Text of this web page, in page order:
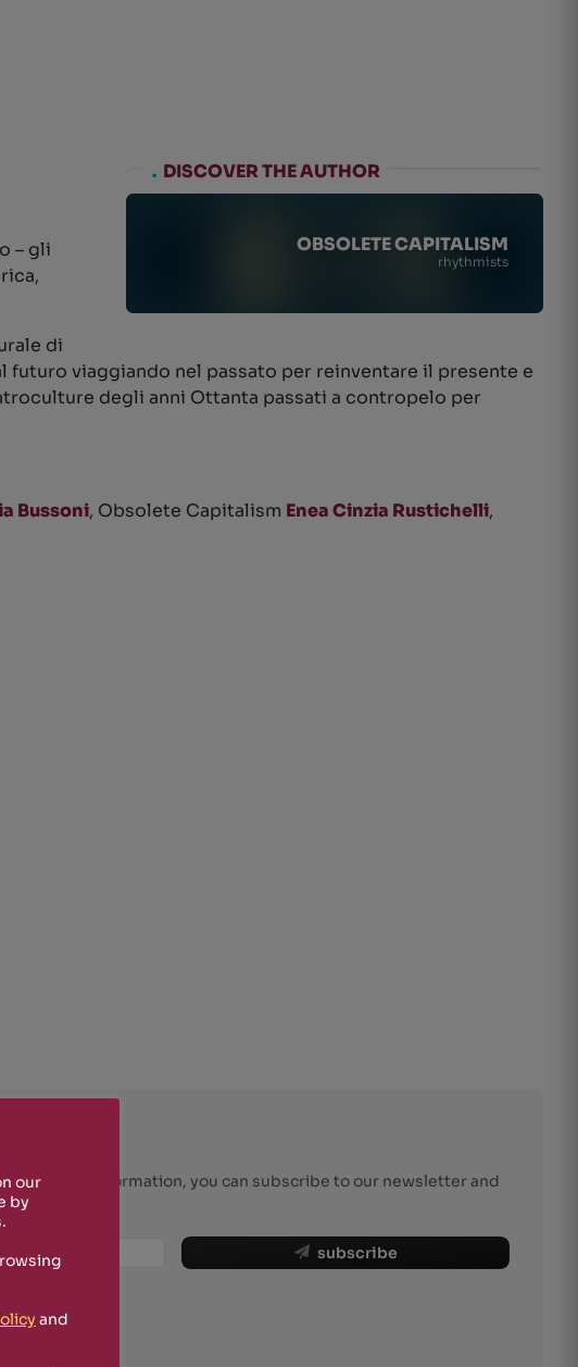
. DISCOVER THE AUTHOR
OBSOLETE CAPITALISM
rhythmists
– gli
di
viaggiando nel passato per reinventare il presente e
degli anni Ottanta passati a contropelo per
Bussoni, Obsolete Capitalism Enea Cinzia Rustichelli,
other information, you can subscribe to our newsletter and
subscribe
our
by
and